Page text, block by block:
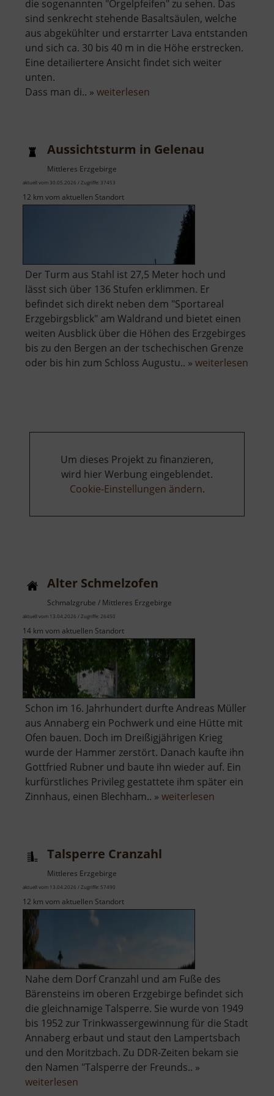
die sogenannten "Orgelpfeifen" zu sehen. Das
sind senkrecht stehende Basaltsäulen, welche
aus abgekühlter und erstarrter Lava entstanden
und sich ca. 30 bis 40 m in die Höhe erstrecken.
Eine detailiertere Ansicht findet sich weiter
unten.
Dass man di.. » weiterlesen
Aussichtsturm in Gelenau
Mittleres Erzgebirge
aktuell vom 30.05.2026 / Zugriffe: 37453
12 km vom aktuellen Standort
Der Turm aus Stahl ist 27,5 Meter hoch und
lässt sich über 136 Stufen erklimmen. Er
befindet sich direkt neben dem "Sportareal
Erzgebirgsblick" am Waldrand und bietet einen
weiten Ausblick über die Höhen des Erzgebirges
bis zu den Bergen an der tschechischen Grenze
oder bis hin zum Schloss Augustu.. » weiterlesen
Um dieses Projekt zu finanzieren,
wird hier Werbung eingeblendet.
Cookie-Einstellungen ändern.
Alter Schmelzofen
Schmalzgrube / Mittleres Erzgebirge
aktuell vom 13.04.2026 / Zugriffe: 26450
14 km vom aktuellen Standort
Schon im 16. Jahrhundert durfte Andreas Müller
aus Annaberg ein Pochwerk und eine Hütte mit
Ofen bauen. Doch im Dreißigjährigen Krieg
wurde der Hammer zerstört. Danach kaufte ihn
Gottfried Rubner und baute ihn wieder auf. Ein
kurfürstliches Privileg gestattete ihm später ein
Zinnhaus, einen Blechham.. » weiterlesen
Talsperre Cranzahl
Mittleres Erzgebirge
aktuell vom 13.04.2026 / Zugriffe: 57490
12 km vom aktuellen Standort
Nahe dem Dorf Cranzahl und am Fuße des
Bärensteins im oberen Erzgebirge befindet sich
die gleichnamige Talsperre. Sie wurde von 1949
bis 1952 zur Trinkwassergewinnung für die Stadt
Annaberg erbaut und staut den Lampertsbach
und den Moritzbach. Zu DDR-Zeiten bekam sie
den Namen "Talsperre der Freunds.. »
weiterlesen